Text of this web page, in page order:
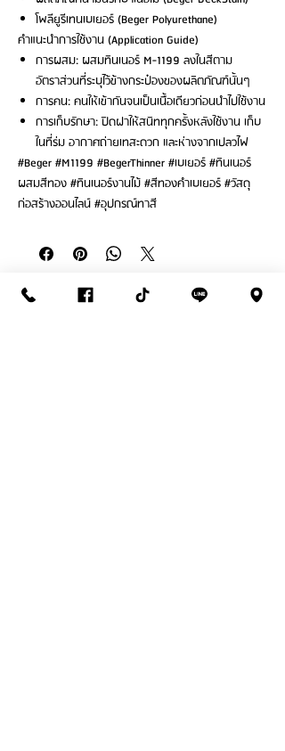
โพลียูรีเทนเบเยอร์ (Beger Polyurethane)
คำแนะนำการใช้งาน (Application Guide)
การผสม: ผสมทินเนอร์ M-1199 ลงในสีตาม
อัตราส่วนที่ระบุไว้ข้างกระป๋องของผลิตภัณฑ์นั้นๆ
การคน: คนให้เข้ากันจนเป็นเนื้อเดียวก่อนนำไปใช้งาน
การเก็บรักษา: ปิดฝาให้สนิททุกครั้งหลังใช้งาน เก็บ
ในที่ร่ม อากาศถ่ายเทสะดวก และห่างจากเปลวไฟ
#Beger #M1199 #BegerThinner #เบเยอร์ #ทินเนอร์
ผสมสีทอง #ทินเนอร์งานไม้ #สีทองคำเบเยอร์ #วัสดุ
ก่อสร้างออนไลน์ #อุปกรณ์ทาสี